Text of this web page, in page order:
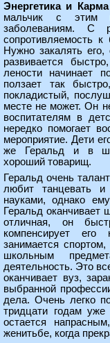
Энергетика и
мальчик с этим
заболеваниям. С
сопротивляемость
Нужно закалять
развивается
лености начинает
ползает так
покладистый,
месте не может. Он
воспитателям в
нередко помогает
мероприятие. Дети
же Геральд и в
хороший товарищ.
Геральд очень
любит танцевать и
науками, однако
Геральд оканчивает
отличная, он
компенсирует его
занимается
школьным
деятельность. Это
оканчивает вуз,
выбранной
дела. Очень легко
тридцати годам уже
остается
женитьбе, когда